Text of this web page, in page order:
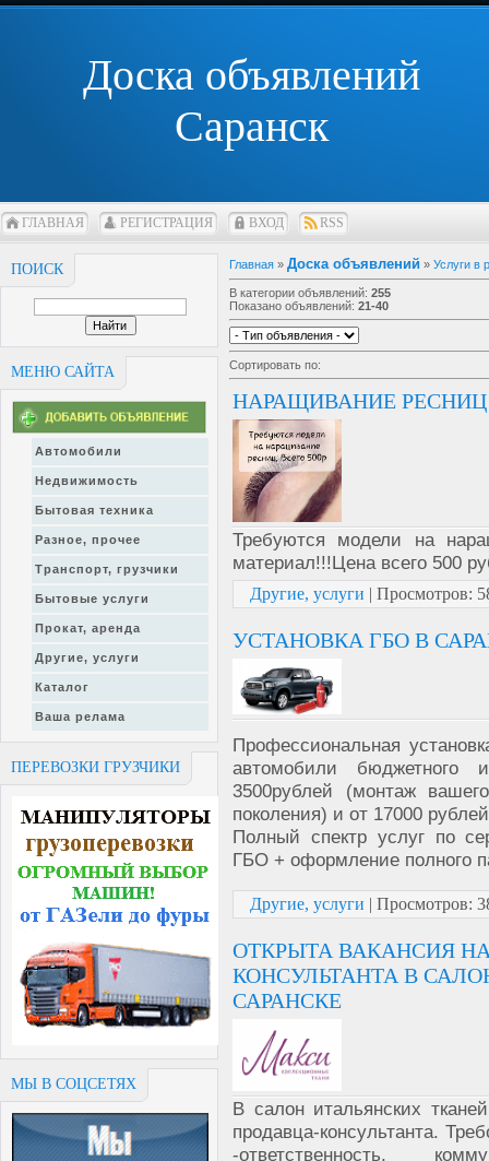
Доска объявлений
Саранск
ГЛАВНАЯ РЕГИСТРАЦИЯ ВХОД RSS
ПОИСК
МЕНЮ САЙТА
Автомобили
Недвижимость
Бытовая техника
Разное, прочее
Транспорт, грузчики
Бытовые услуги
Прокат, аренда
Другие, услуги
Каталог
Ваша релама
ПЕРЕВОЗКИ ГРУЗЧИКИ
МЫ В СОЦСЕТЯХ
Главная » Доска объявлений » Услуги в
В категории объявлений: 255
Показано объявлений: 21-40
Сортировать по:
НАРАЩИВАНИЕ РЕСНИЦ
Требуются модели на
материал!!!Цена всего 500
Другие, услуги | Просмотров:
УСТАНОВКА ГБО В
Профессиональная
автомобили бюджетного
3500рублей (монтаж
поколения) и от 17000
Полный спектр услуг по
ГБО + оформление полного
Другие, услуги | Просмотров:
ОТКРЫТА ВАКАНСИЯ
КОНСУЛЬТАНТА В
САРАНСКЕ
В салон итальянских
продавца-консультанта.
-ответственность,